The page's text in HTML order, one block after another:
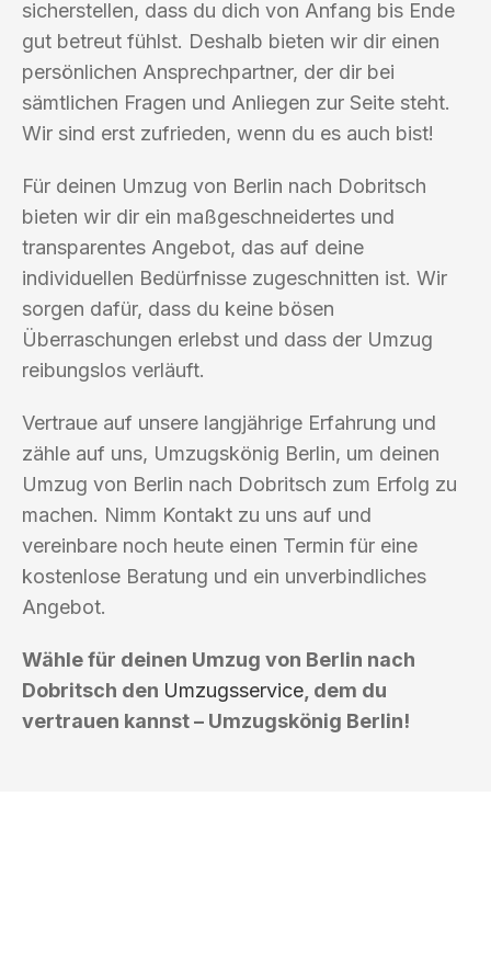
sicherstellen, dass du dich von Anfang bis Ende
gut betreut fühlst. Deshalb bieten wir dir einen
persönlichen Ansprechpartner, der dir bei
sämtlichen Fragen und Anliegen zur Seite steht.
Wir sind erst zufrieden, wenn du es auch bist!
Für deinen Umzug von Berlin nach Dobritsch
bieten wir dir ein maßgeschneidertes und
transparentes Angebot, das auf deine
individuellen Bedürfnisse zugeschnitten ist. Wir
sorgen dafür, dass du keine bösen
Überraschungen erlebst und dass der Umzug
reibungslos verläuft.
Vertraue auf unsere langjährige Erfahrung und
zähle auf uns, Umzugskönig Berlin, um deinen
Umzug von Berlin nach Dobritsch zum Erfolg zu
machen. Nimm Kontakt zu uns auf und
vereinbare noch heute einen Termin für eine
kostenlose Beratung und ein unverbindliches
Angebot.
Wähle für deinen Umzug von Berlin nach
Dobritsch den Umzugsservice , dem du
vertrauen kannst – Umzugskönig Berlin!